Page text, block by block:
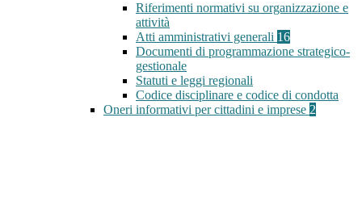
Riferimenti normativi su organizzazione e
attività
Atti amministrativi generali 16
Documenti di programmazione strategico-
gestionale
Statuti e leggi regionali
Codice disciplinare e codice di condotta
Oneri informativi per cittadini e imprese 2